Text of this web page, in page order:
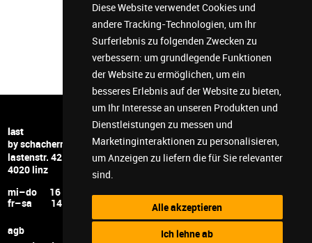
Diese Website verwendet Cookies und
andere Tracking-Technologien, um Ihr
Surferlebnis zu folgenden Zwecken zu
verbessern: um grundlegende Funktionen
der Website zu ermöglichen, um ein
besseres Erlebnis auf der Website zu bieten,
um Ihr Interesse an unseren Produkten und
Dienstleistungen zu messen und
Marketinginteraktionen zu personalisieren,
um Anzeigen zu liefern die für Sie relevanter
sind.
Alle akzeptieren
Ich lehne ab
last
by schachermayer
lastenstr. 42
4020 linz
mi–do 16 – 24
fr–sa 14 – 24
+43 732 6599 5278
hi@last-space.at
facebook
twitch
discord
agb